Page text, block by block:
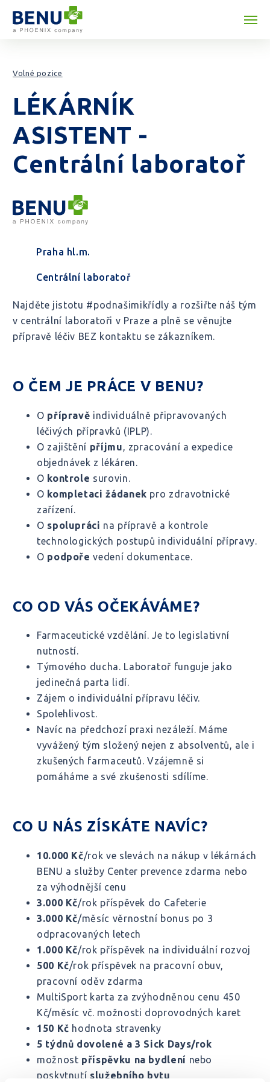
Volné pozice
LÉKÁRNÍK
ASISTENT -
Centrální laboratoř
Praha hl.m.
Centrální laboratoř
Najděte jistotu #podnašimikřídly a rozšiřte náš tým
v centrální laboratoři v Praze a plně se věnujte
přípravě léčiv BEZ kontaktu se zákazníkem.
O ČEM JE PRÁCE V BENU?
O přípravě individuálně připravovaných
léčivých přípravků (IPLP)
O zajištění příjmu , zpracování a expedice
objednávek z lékáren.
O kontrole surovin.
O kompletaci žádanek pro zdravotnické
zařízení.
O spolupráci na přípravě a kontrole
technologických postupů individuální přípravy.
O podpoře vedení dokumentace.
CO OD VÁS OČEKÁVÁME?
Farmaceutické vzdělání. Je to legislativní
nutností.
Týmového ducha. Laboratoř funguje jako
jedinečná parta lidí.
Zájem o individuální přípravu léčiv.
Spolehlivost.
Navíc na předchozí praxi nezáleží. Máme
vyvážený tým složený nejen z absolventů, ale i
zkušených farmaceutů. Vzájemně si
pomáháme a své zkušenosti sdílíme.
CO U NÁS ZÍSKÁTE NAVÍC?
10.000 Kč/rok ve slevách na nákup v lékárnách
BENU a služby Center prevence zdarma nebo
za výhodnější cenu
3.000 Kč/rok příspěvek do Cafeterie
3.000 Kč/měsíc věrnostní bonus po 3
odpracovaných letech
1.000 Kč/rok příspěvek na individuální rozvoj
500 Kč/rok příspěvek na pracovní obuv,
pracovní oděv zdarma
MultiSport karta za zvýhodněnou cenu 450
Kč/měsíc vč. možnosti doprovodných karet
150 Kč hodnota stravenky
5 týdnů dovolené a 3 Sick Days/rok
možnost příspěvku na bydlení nebo
poskytnutí služebního bytu